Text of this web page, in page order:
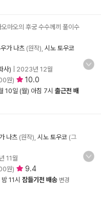
마오의 후궁 수수께끼 풀이수
가 나츠 (원작), 시노 토우코
사)
2023년 12월
원) 10.0
10일 (월) 아침 7시 출근전 배
나츠 (원작), 시노 토우코 (그
11월
원) 9.4
11시 잠들기전 배송 변경